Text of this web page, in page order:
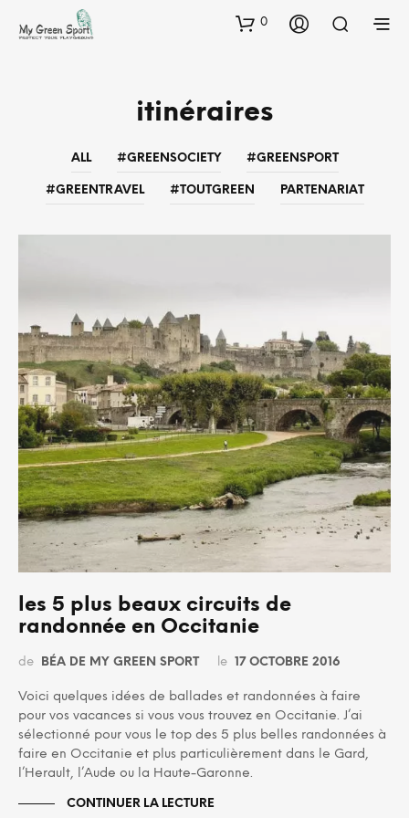
0
itinéraires
ALL #GREENSOCIETY #GREENSPORT
#GREENTRAVEL #TOUTGREEN PARTENARIAT
les 5 plus beaux circuits de
randonnée en Occitanie
de BÉA DE MY GREEN SPORT le 17 OCTOBRE 2016
Voici quelques idées de ballades et randonnées à faire
pour vos vacances si vous vous trouvez en Occitanie. J’ai
sélectionné pour vous le top des 5 plus belles randonnées à
faire en Occitanie et plus particulièrement dans le Gard,
l’Herault, l’Aude ou la Haute-Garonne.
CONTINUER LA LECTURE